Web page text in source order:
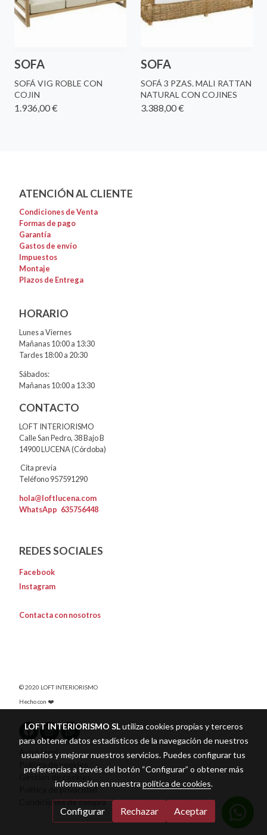
SOFA
SOFÁ VIG ROBLE CON
COJIN
1.936,00 €
SOFA
SOFÁ 3 PZAS. MALI RATTAN
NATURAL CON COJINES
3.388,00 €
ATENCIÓN AL CLIENTE
Condiciones de Venta
Formas de pago
Garantía
Gastos de envío
Impuestos
Montaje
Plazos de Entrega
HORARIO
Lunes a Viernes
Mañanas 10:00 a 13:30
Tardes 18:00 a 20:30
Sábados:
Mañanas 10:00 a 13:30
CONTACTO
LOFT INTERIORISMO
Calle San Pedro, 38 Bajo B
14900 LUCENA (Córdoba)
Cita previa
Teléfono 957591290
hola@loftlucena.com
WhatsApp 635756448
REDES SOCIALES
Facebook
Instagram
Contacta con nosotros
© 2020 LOFT INTERIORISMO
Hecho con ❤️
Aviso legal
Política de cookies
Gestión de cookies
Política de privacidad
Condiciones de compra
LOFT INTERIORISMO SLutiliza cookies propias y terceros
para obtener datos estadísticos de la navegación de nuestros
usuarios y mejorar nuestros servicios. Puedes configurar tus
preferencias a través del botón “Configurar” o obtener más
información en nuestra política de cookies.
Configurar Rechazar Aceptar